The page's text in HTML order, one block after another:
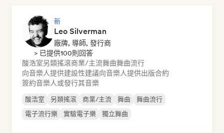
新
Leo Silverman
廠牌, 導師, 發行商
> 已提供100則回答
酸浩室另類搖滾商業/主流舞曲舞曲流行
向音樂人提供建設性建議向音樂人提供出版合約
簽約音樂人或發行其音樂
酸浩室 另類搖滾 商業/主流 舞曲
舞曲流行
電子流行樂
實驗電子樂 獨立舞曲